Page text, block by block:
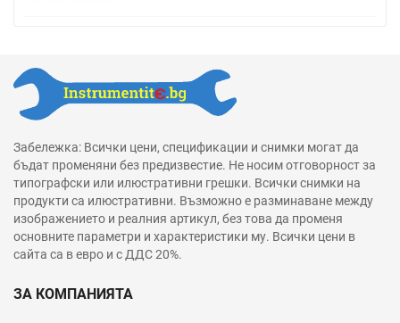
Забележка: Всички цени, спецификации и снимки могат да
бъдат променяни без предизвестие. Не носим отговорност за
типографски или илюстративни грешки. Всички снимки на
продукти са илюстративни. Възможно е разминаване между
изображението и реалния артикул, без това да променя
основните параметри и характеристики му. Всички цени в
сайта са в евро и с ДДС 20%.
ЗА КОМПАНИЯТА